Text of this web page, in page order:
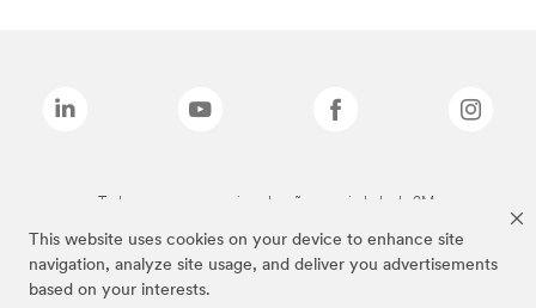
This website uses cookies on your device to enhance site
navigation, analyze site usage, and deliver you advertisements
based on your interests.
Todas as marcas mencionadas são propriedade da 3M.